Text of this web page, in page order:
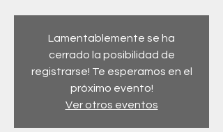
Lamentablemente se ha
cerrado la posibilidad de
registrarse! Te esperamos en el
próximo evento!
Ver otros eventos